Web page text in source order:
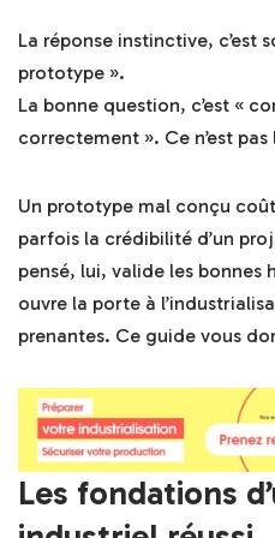
La réponse instinctive, c’est
prototype ».
La bonne question, c’est «
correctement ». Ce n’est
Un prototype mal conçu
parfois la crédibilité d’un
pensé, lui, valide les bonnes
ouvre la porte à
prenantes. Ce guide vous
Les fondations